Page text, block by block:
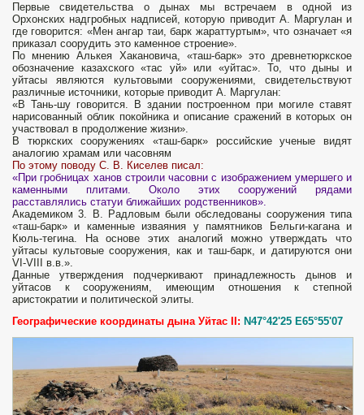
Первые свидетельства о дынах мы встречаем в одной из
Орхонских надгробных надписей, которую приводит А. Маргулан и
где говорится: «Мен ангар таи, барк жараттуртым», что означает «я
приказал соорудить это каменное строение».
По мнению Алькея Хакановича, «таш-барк» это древнетюркское
обозначение казахского «тас уй» или «уйтас». То, что дыны и
уйтасы являются культовыми сооружениями, свидетельствуют
различные источники, которые приводит А. Маргулан:
«В Тань-шу говорится. В здании построенном при могиле ставят
нарисованный облик покойника и описание сражений в которых он
участвовал в продолжение жизни».
В тюркских сооружениях «таш-барк» российские ученые видят
аналогию храмам или часовням
По этому поводу С. В. Киселев писал:
«При гробницах ханов строили часовни с изображением умершего и
каменными плитами. Около этих сооружений рядами
расставлялись статуи ближайших родственников».
Академиком 3. В. Радловым были обследованы сооружения типа
«таш-барк» и каменные изваяния у памятников Бельги-кагана и
Кюль-тегина. На основе этих аналогий можно утверждать что
уйтасы культовые сооружения, как и таш-барк, и датируются они
VI-VIII в.в.».
Данные утверждения подчеркивают принадлежность дынов и
уйтасов к сооружениям, имеющим отношения к степной
аристократии и политической элиты.
Географические координаты дына Уйтас
: N47°42'25 E65°55'07